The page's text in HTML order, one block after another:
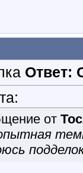
Ответ:
от